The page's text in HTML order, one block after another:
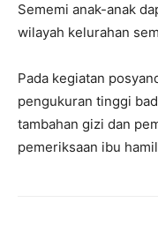
Sememi anak-anak
wilayah kelurahan
Pada kegiatan
pengukuran tinggi
tambahan gizi dan
pemeriksaan ibu